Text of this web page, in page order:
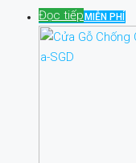
ĐĂNG TIN MIỄN PHÍ
Đọc tiếp